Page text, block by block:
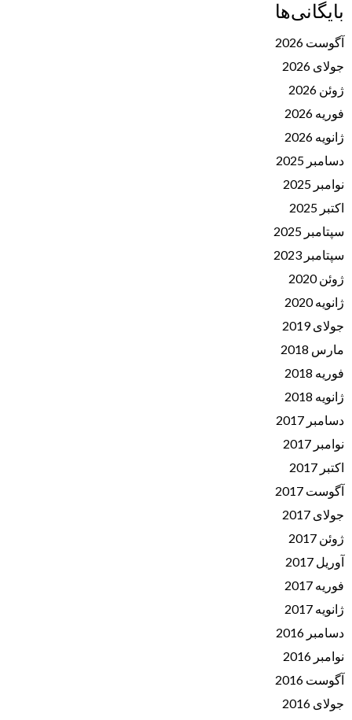
بایگانی‌ها
آگوست 2026
جولای 2026
ژوئن 2026
فوریه 2026
ژانویه 2026
دسامبر 2025
نوامبر 2025
اکتبر 2025
سپتامبر 2025
سپتامبر 2023
ژوئن 2020
ژانویه 2020
جولای 2019
مارس 2018
فوریه 2018
ژانویه 2018
دسامبر 2017
نوامبر 2017
اکتبر 2017
آگوست 2017
جولای 2017
ژوئن 2017
آوریل 2017
فوریه 2017
ژانویه 2017
دسامبر 2016
نوامبر 2016
آگوست 2016
جولای 2016